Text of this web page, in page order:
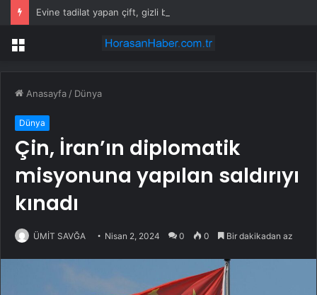
Menü
Anasayfa / Dünya
Dünya
Çin, İran’ın diplomatik
misyonuna yapılan saldırıyı
kınadı
ÜMİT SAVĞA Nisan 2, 2024 0 0 Bir dakikadan az